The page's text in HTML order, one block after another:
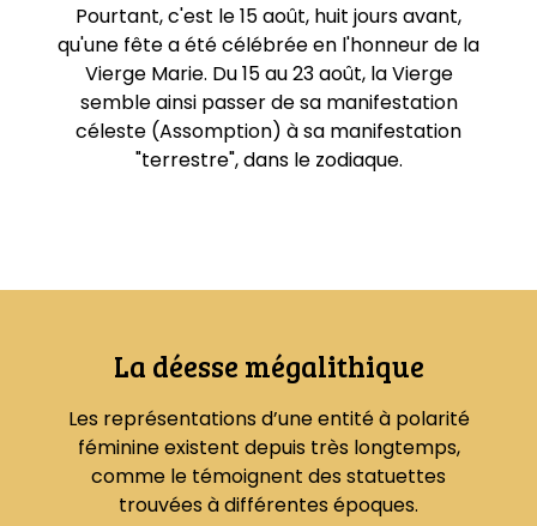
Pourtant, c'est le 15 août, huit jours avant,
qu'une fête a été célébrée en l'honneur de la
Vierge Marie. Du 15 au 23 août, la Vierge
semble ainsi passer de sa manifestation
céleste (Assomption) à sa manifestation
"terrestre", dans le zodiaque.
La déesse mégalithique
Les représentations d’une entité à polarité
féminine existent depuis très longtemps,
comme le témoignent des statuettes
trouvées à différentes époques.